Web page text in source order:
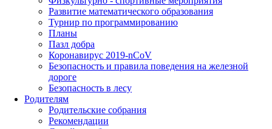
Развитие математического образования
Турнир по программированию
Планы
Пазл добра
Коронавирус 2019-nCoV
Безопасность и правила поведения на железной
дороге
Безопасность в лесу
Родителям
Родительские собрания
Рекомендации